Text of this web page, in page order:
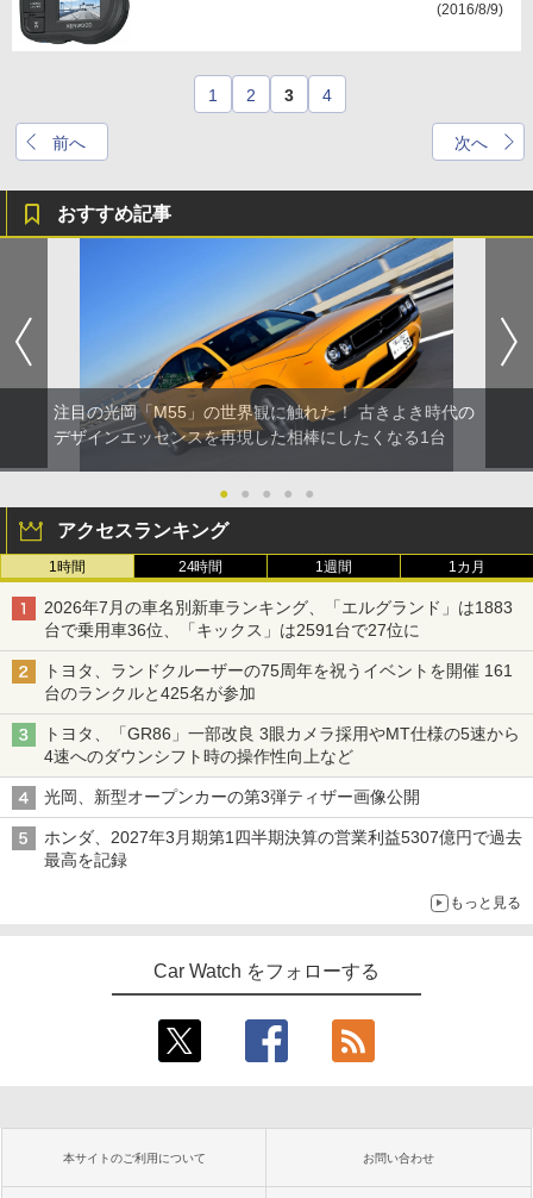
(2016/8/9)
前へ
1 2 3 4
次へ
おすすめ記事
注目の光岡「M55」の世界観に触れた！ 古きよき時代の
デザインエッセンスを再現した相棒にしたくなる1台
● ● ● ● ●
アクセスランキング
1時間 24時間 1週間 1カ月
2026年7月の車名別新車ランキング、「エルグランド」は1883
台で乗用車36位、「キックス」は2591台で27位に
トヨタ、ランドクルーザーの75周年を祝うイベントを開催 161
台のランクルと425名が参加
トヨタ、「GR86」一部改良 3眼カメラ採用やMT仕様の5速から
4速へのダウンシフト時の操作性向上など
光岡、新型オープンカーの第3弾ティザー画像公開
ホンダ、2027年3月期第1四半期決算の営業利益5307億円で過去
最高を記録
もっと見る
Car Watch をフォローする
本サイトのご利用について お問い合わせ